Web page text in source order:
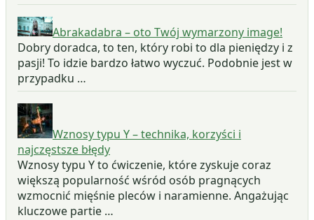
Abrakadabra – oto Twój wymarzony image!
Dobry doradca, to ten, który robi to dla pieniędzy i z
pasji! To idzie bardzo łatwo wyczuć. Podobnie jest w
przypadku …
Wznosy typu Y – technika, korzyści i
najczęstsze błędy
Wznosy typu Y to ćwiczenie, które zyskuje coraz
większą popularność wśród osób pragnących
wzmocnić mięśnie pleców i naramienne. Angażując
kluczowe partie …